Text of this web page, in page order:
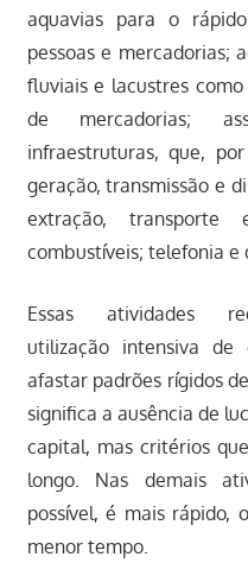
aquavias para o
pessoas e mercadorias;
fluviais e lacustres
de mercadorias;
infraestruturas, que,
geração, transmissão e
extração,
combustíveis; telefonia e
Essas atividades
utilização intensiva
afastar padrões rígidos
significa a ausência de
capital, mas critérios
longo. Nas demais
possível, é mais rápido,
menor tempo.